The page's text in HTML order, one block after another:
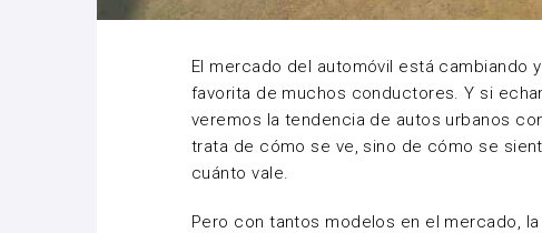
El mercado del automóvil está cambiando
favorita de muchos conductores. Y si
veremos la tendencia de autos urbanos
trata de cómo se ve, sino de cómo se
cuánto vale.
Pero con tantos modelos en el mercado,